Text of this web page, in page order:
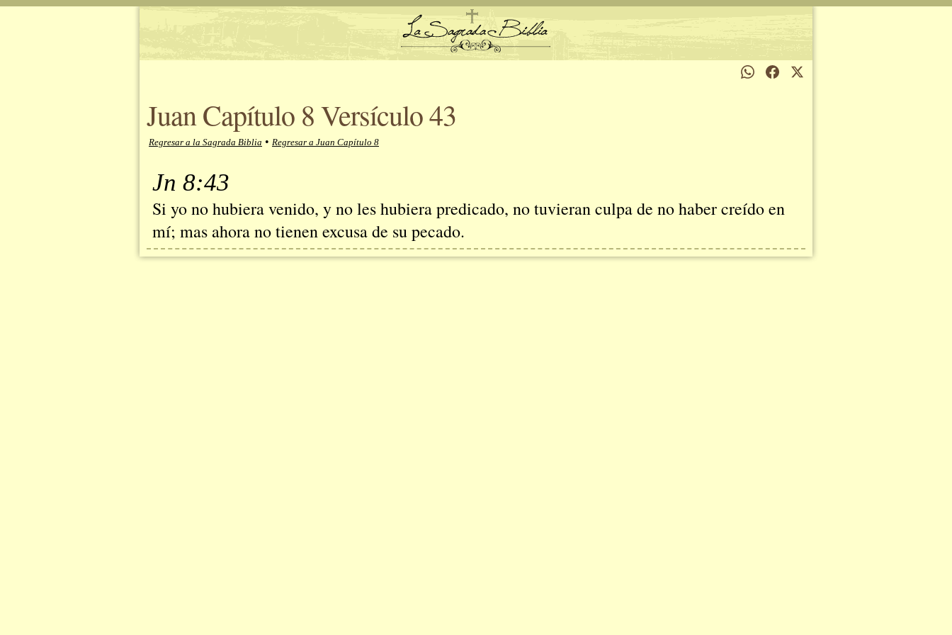
Juan Capítulo 8 Versículo 43
Regresar a la Sagrada Biblia • Regresar a Juan Capítulo 8
Jn 8:43
Si yo no hubiera venido, y no les hubiera predicado, no tuvieran culpa de no haber creído en
mí; mas ahora no tienen excusa de su pecado.